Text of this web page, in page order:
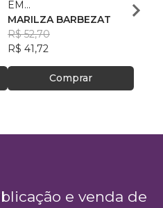
EM...
MARILZA BARBEZAT
R$ 52,70
R$ 41,72
Comprar
R$
e venda de